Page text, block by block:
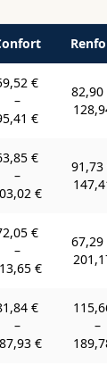
€
–
€
82,90
€
–
€
91,73
€
–
€
67,29
€
–
€
–